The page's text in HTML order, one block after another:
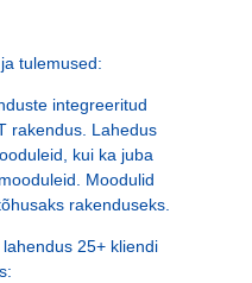
tulemused:
integreeritud
rakendus. Lahedus
kui ka juba
Moodulid
rakenduseks.
25+ kliendi